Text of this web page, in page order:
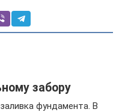
забору
фундамента. В